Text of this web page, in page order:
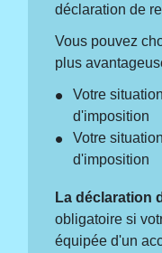
déclaration de
Vous pouvez
plus
Votre
d'imposition
Votre
d'imposition
La déclaration
obligatoire si
équipée d'un